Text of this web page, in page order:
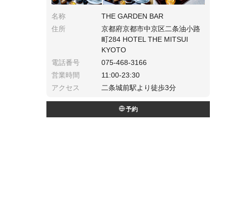
名称
THE GARDEN BAR
住所
京都府京都市中京区二条油小路
町284 HOTEL THE MITSUI
KYOTO
電話番号
075-468-3166
営業時間
11:00-23:30
アクセス
二条城前駅より徒歩3分
予約